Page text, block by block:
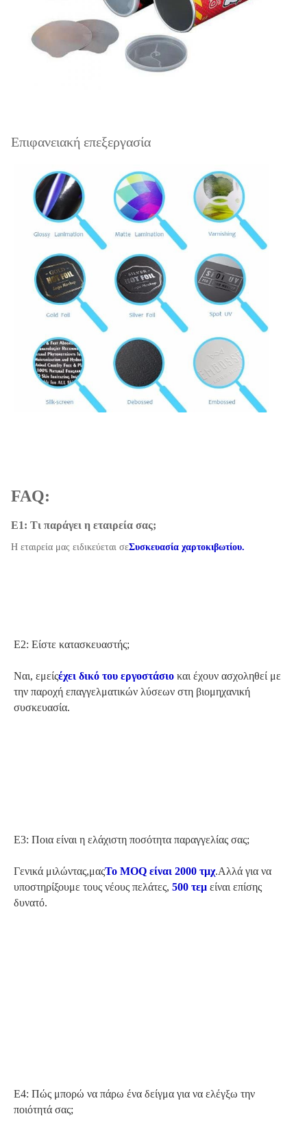
Επιφανειακή επεξεργασία
FAQ:
Ε1: Τι παράγει η εταιρεία σας;
Η εταιρεία μας ειδικεύεται σεΣυσκευασία χαρτοκιβωτίου.
Ε2: Είστε κατασκευαστής;
Ναι, εμείςέχει δικό του εργοστάσιο και έχουν ασχοληθεί με
την παροχή επαγγελματικών λύσεων στη βιομηχανική
συσκευασία.
Ε3: Ποια είναι η ελάχιστη ποσότητα παραγγελίας σας;
Γενικά μιλώντας,μαςΤο MOQ είναι 2000 τμχ.Αλλά για να
υποστηρίξουμε τους νέους πελάτες, 500 τεμ είναι επίσης
δυνατό.
Ε4: Πώς μπορώ να πάρω ένα δείγμα για να ελέγξω την
ποιότητά σας;